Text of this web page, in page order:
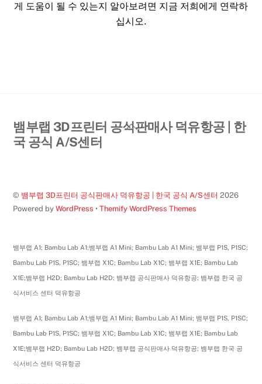
게 도움이 될 수 있는지 알아보려면 지금 저희에게 연락하
십시오.
Back
뱀부랩 3D프린터 공식판매사 덕유항공 | 한
국 공식 A/S센터
© 뱀부랩 3D프린터 공식판매사 덕유항공 | 한국 공식 A/S센터 2026
Powered byWordPress •Themify WordPress Themes
뱀부랩 A1; Bambu Lab A1;뱀부랩 A1 Mini; Bambu Lab A1 Mini; 뱀부랩 P1S, P1SC;
Bambu Lab P1S, P1SC; 뱀부랩 X1C; Bambu Lab X1C; 뱀부랩 X1E; Bambu Lab
X1E;뱀부랩 H2D; Bambu Lab H2D; 뱀부랩 공식판매사 덕유항공; 뱀부랩 한국 공
식서비스 센터 덕유항공
뱀부랩 A1; Bambu Lab A1;뱀부랩 A1 Mini; Bambu Lab A1 Mini; 뱀부랩 P1S, P1SC;
Bambu Lab P1S, P1SC; 뱀부랩 X1C; Bambu Lab X1C; 뱀부랩 X1E; Bambu Lab
X1E;뱀부랩 H2D; Bambu Lab H2D; 뱀부랩 공식판매사 덕유항공; 뱀부랩 한국 공
식서비스 센터 덕유항공